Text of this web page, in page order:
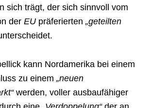
sich trägt, der sich sinnvoll vom
der EU präferierten „geteilten
kann Nordamerika bei einem
zu einem „neuen
werden, voller ausbaufähiger